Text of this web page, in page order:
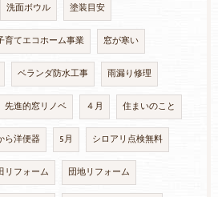
洗面ボウル 塗装目安
育てエコホーム事業 窓が寒い
ベランダ防水工事 雨漏り修理
先進的窓リノベ ４月 住まいのこと
ら洋便器 5月 シロアリ点検無料
リフォーム 団地リフォーム